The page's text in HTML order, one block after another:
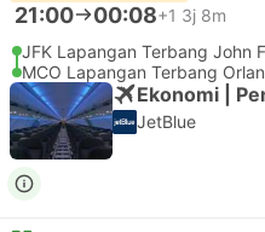
21:00 00:08+1 3j 8m
JFK Lapangan Terbang John
MCO Lapangan Terbang
Ekonomi |
JetBlue